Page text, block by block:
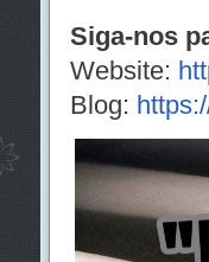
Siga-nos
Website:
Blog: